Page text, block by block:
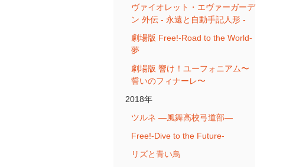
ヴァイオレット・エヴァーガーデ
ン 外伝 - 永遠と自動手記人形 -
劇場版 Free!-Road to the World-
夢
劇場版 響け！ユーフォニアム〜
誓いのフィナーレ〜
2018年
ツルネ ―風舞高校弓道部―
Free!-Dive to the Future-
リズと青い鳥